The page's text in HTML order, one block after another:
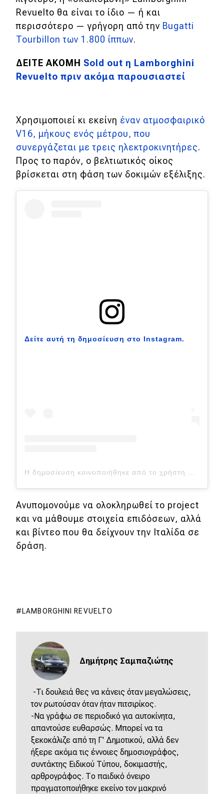
Revuelto θα είναι το ίδιο — ή και
περισσότερο — γρήγορη από την Bugatti
Tourbillon των 1.800 ίππων.
ΔΕΙΤΕ ΑΚΟΜΗ Sold out η Lamborghini
Revuelto πριν ακόμα παρουσιαστεί
Χρησιμοποιεί κι εκείνη έναν ατμοσφαιρικό
V16, μήκους ενός μέτρου, που
συνεργάζεται με τρεις ηλεκτροκινητήρες.
Προς το παρόν, ο βελτιωτικός οίκος
βρίσκεται στη φάση των δοκιμών εξέλιξης.
Δείτε αυτή τη δημοσίευση στο Instagram.
Ανυπομονούμε να ολοκληρωθεί το project
και να μάθουμε στοιχεία επιδόσεων, αλλά
και βίντεο που θα δείχνουν την Ιταλίδα σε
δράση.
LAMBORGHINI REVUELTO
Δημήτρης Σαμπαζιώτης
-Τι δουλειά θες να κάνεις όταν μεγαλώσεις,
τον ρωτούσαν όταν ήταν πιτσιρίκος.
-Να γράφω σε περιοδικό για αυτοκίνητα,
απαντούσε ευθαρσώς. Μπορεί να τα
ξεκοκάλιζε από τη Γ' Δημοτικού, αλλά δεν
ήξερε ακόμα τις έννοιες δημοσιογράφος,
συντάκτης Ειδικού Τύπου, δοκιμαστής,
αρθρογράφος. Το παιδικό όνειρο
πραγματοποιήθηκε εκείνο τον μακρινό